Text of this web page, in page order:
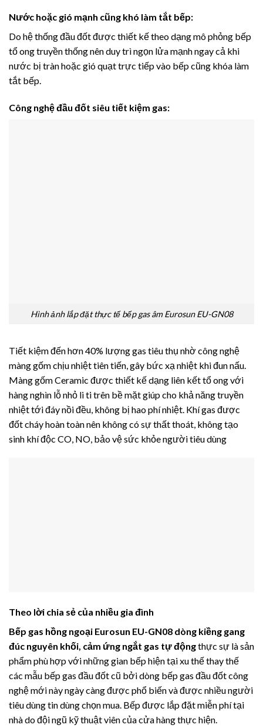
Nước hoặc gió mạnh cũng khó làm tắt bếp:
Do hệ thống đầu đốt được thiết kế theo dạng mô phỏng bếp
tổ ong truyền thống nên duy trì ngọn lửa mạnh ngay cả khi
nước bị tràn hoặc gió quạt trực tiếp vào bếp cũng khóa làm
tắt bếp.
Công nghệ đầu đốt siêu tiết kiệm gas:
Hình ảnh lắp đặt thực tế bếp gas âm Eurosun EU-GN08
Tiết kiệm đến hơn 40% lượng gas tiêu thụ nhờ công nghệ
màng gốm chịu nhiệt tiên tiến, gây bức xạ nhiệt khi đun nấu.
Màng gốm Ceramic được thiết kế dạng liên kết tổ ong với
hàng nghìn lỗ nhỏ li ti trên bề mặt giúp cho khả năng truyền
nhiệt tới đáy nồi đều, không bị hao phí nhiệt. Khí gas được
đốt cháy hoàn toàn nên không có sự thất thoát, không tạo
sinh khí độc CO, NO, bảo vệ sức khỏe người tiêu dùng
Theo lời chia sẻ của nhiều gia đình
Bếp gas hồng ngoại Eurosun EU-GN08 dòng kiềng gang
đúc nguyên khối, cảm ứng ngắt gas tự độngthực sự là sản
phẩm phù hợp với những gian bếp hiện tại xu thế thay thế
các mẫu bếp gas đầu đốt cũ bởi dòng bếp gas đầu đốt công
nghệ mới này ngày càng được phổ biến và được nhiều người
tiêu dùng tin dùng chọn mua. Bếp được lắp đặt miễn phí tại
nhà do đội ngũ kỹ thuật viên của cửa hàng thực hiện.